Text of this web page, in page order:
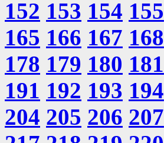
152 153 154 155
165 166 167 168
178 179 180 181
191 192 193 194
204 205 206 207